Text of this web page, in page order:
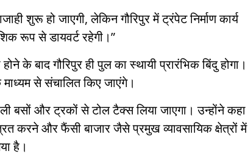
शुरू हो जाएगी, लेकिन गौरिपुर में ट्रंपेट निर्माण कार्य
रूप से डायवर्ट रहेगी।”
के बाद गौरिपुर ही पुल का स्थायी प्रारंभिक बिंदु होगा।
से संचालित किए जाएंगे।
बसों और ट्रकों से टोल टैक्स लिया जाएगा। उन्होंने कहा
करने और फैंसी बाजार जैसे प्रमुख व्यावसायिक क्षेत्रों में
है।